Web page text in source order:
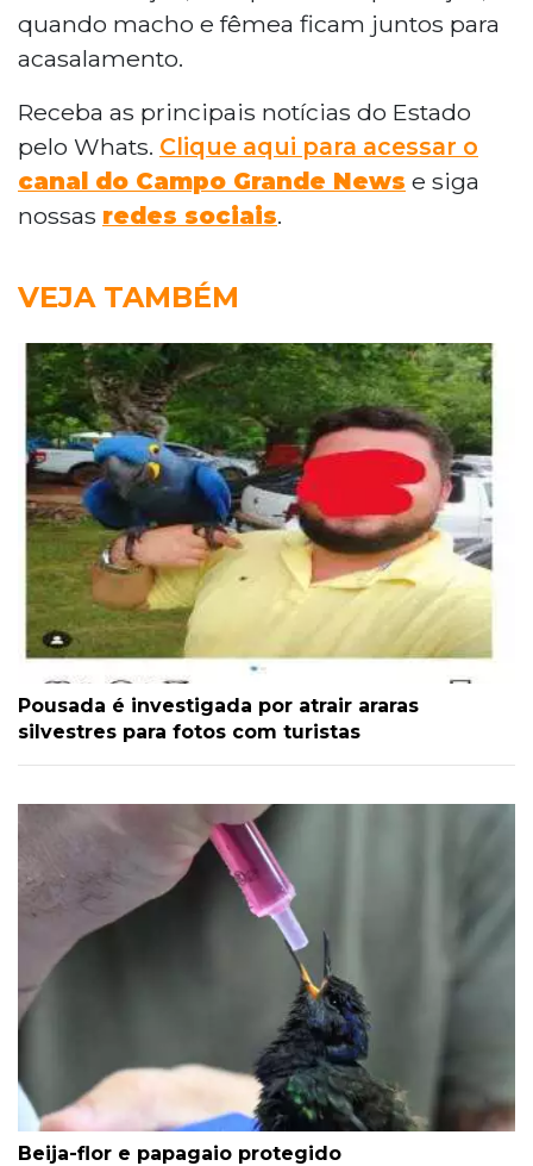
quando macho e fêmea ficam juntos para
acasalamento.
Receba as principais notícias do Estado
pelo Whats. Clique aqui para acessar o
canal do Campo Grande News e siga
nossas redes sociais.
VEJA TAMBÉM
Pousada é investigada por atrair araras
silvestres para fotos com turistas
Beija-flor e papagaio protegido